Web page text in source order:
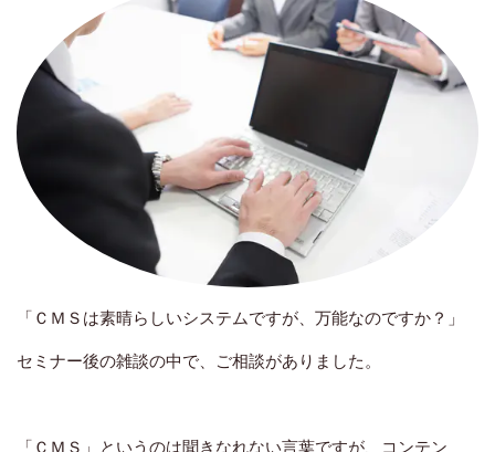
「ＣＭＳは素晴らしいシステムですが、万能なのですか？」
セミナー後の雑談の中で、ご相談がありました。
「ＣＭＳ」というのは聞きなれない言葉ですが、コンテン